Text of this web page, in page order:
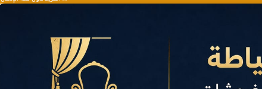
أنشئ بطاقتك الآن